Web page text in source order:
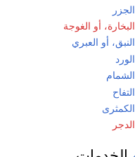
الجزر
البخارة، أو الغوجة
النبق، أو العبري
الورد
الشمام
التفاح
الكمثرى
الدجر